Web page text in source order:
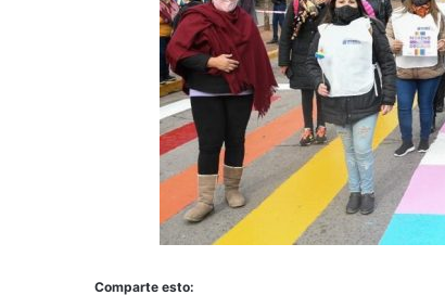
Comparte esto: